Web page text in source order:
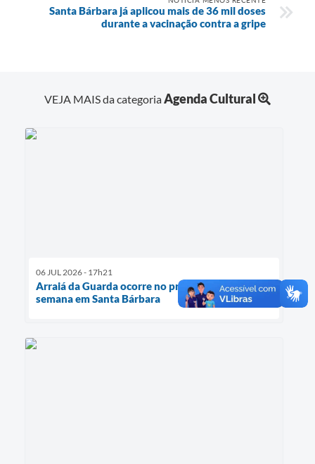
Santa Bárbara já aplicou mais de 36 mil doses
durante a vacinação contra a gripe
VEJA MAIS da categoriaAgenda Cultural
06 JUL 2026 - 17h21
Arraiá da Guarda ocorre no próximo fim de
semana em Santa Bárbara